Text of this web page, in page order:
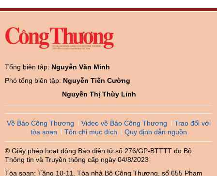
Tổng biên tập: Nguyễn Văn Minh
Phó tổng biên tập: Nguyễn Tiến Cường
Nguyễn Thị Thùy Linh
Về Báo Công Thương Video về Báo Công Thương
Trao đổi với
tòa soạn
Tôn chỉ mục đích Quy định dẫn nguồn
® Giấy phép hoạt động Báo điện tử số 276/GP-BTTTT do Bộ
Thông tin và Truyền thông cấp ngày 04/8/2023
Tòa soạn: Tầng 10-11, Tòa nhà Bộ Công Thương, số 655 Phạm